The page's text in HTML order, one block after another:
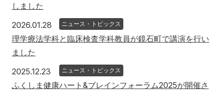
しました
2026.01.28 2026年1月28日
ニュース・トピックス
理学療法学科と臨床検査学科教員が鏡石町で講演を行い
ました
2025.12.23 2025年12月23日
ニュース・トピックス
ふくしま健康ハート&ブレインフォーラム2025が開催さ